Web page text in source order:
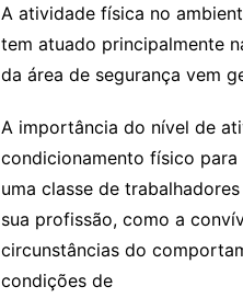
A atividade física no
tem atuado principalmente
da área de segurança vem
A importância do nível de
condicionamento físico
uma classe de
sua profissão, como a
circunstâncias do
condições de